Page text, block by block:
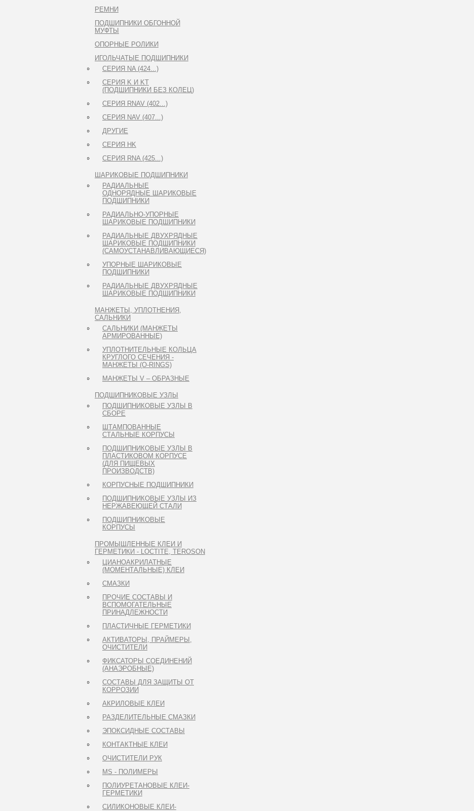
РЕМНИ
ПОДШИПНИКИ ОБГОННОЙ
МУФТЫ
ОПОРНЫЕ РОЛИКИ
ИГОЛЬЧАТЫЕ ПОДШИПНИКИ
СЕРИЯ NA (424...)
СЕРИЯ K И KT
(ПОДШИПНИКИ БЕЗ КОЛЕЦ)
СЕРИЯ RNAV (402...)
СЕРИЯ NAV (407...)
ДРУГИЕ
СЕРИЯ HK
СЕРИЯ RNA (425...)
ШАРИКОВЫЕ ПОДШИПНИКИ
РАДИАЛЬНЫЕ
ОДНОРЯДНЫЕ ШАРИКОВЫЕ
ПОДШИПНИКИ
РАДИАЛЬНО-УПОРНЫЕ
ШАРИКОВЫЕ ПОДШИПНИКИ
РАДИАЛЬНЫЕ ДВУХРЯДНЫЕ
ШАРИКОВЫЕ ПОДШИПНИКИ
(САМОУСТАНАВЛИВАЮЩИЕСЯ)
УПОРНЫЕ ШАРИКОВЫЕ
ПОДШИПНИКИ
РАДИАЛЬНЫЕ ДВУХРЯДНЫЕ
ШАРИКОВЫЕ ПОДШИПНИКИ
МАНЖЕТЫ, УПЛОТНЕНИЯ,
САЛЬНИКИ
САЛЬНИКИ (МАНЖЕТЫ
АРМИРОВАННЫЕ)
УПЛОТНИТЕЛЬНЫЕ КОЛЬЦА
КРУГЛОГО СЕЧЕНИЯ -
МАНЖЕТЫ (O-RINGS)
МАНЖЕТЫ V – ОБРАЗНЫЕ
ПОДШИПНИКОВЫЕ УЗЛЫ
ПОДШИПНИКОВЫЕ УЗЛЫ В
СБОРЕ
ШТАМПОВАННЫЕ
СТАЛЬНЫЕ КОРПУСЫ
ПОДШИПНИКОВЫЕ УЗЛЫ В
ПЛАСТИКОВОМ КОРПУСЕ
(ДЛЯ ПИЩЕВЫХ
ПРОИЗВОДСТВ)
КОРПУСНЫЕ ПОДШИПНИКИ
ПОДШИПНИКОВЫЕ УЗЛЫ ИЗ
НЕРЖАВЕЮЩЕЙ СТАЛИ
ПОДШИПНИКОВЫЕ
КОРПУСЫ
ПРОМЫШЛЕННЫЕ КЛЕИ И
ГЕРМЕТИКИ - LOCTITE, TEROSON
ЦИАНОАКРИЛАТНЫЕ
(МОМЕНТАЛЬНЫЕ) КЛЕИ
СМАЗКИ
ПРОЧИЕ СОСТАВЫ И
ВСПОМОГАТЕЛЬНЫЕ
ПРИНАДЛЕЖНОСТИ
ПЛАСТИЧНЫЕ ГЕРМЕТИКИ
АКТИВАТОРЫ, ПРАЙМЕРЫ,
ОЧИСТИТЕЛИ
ФИКСАТОРЫ СОЕДИНЕНИЙ
(АНАЭРОБНЫЕ)
СОСТАВЫ ДЛЯ ЗАЩИТЫ ОТ
КОРРОЗИИ
АКРИЛОВЫЕ КЛЕИ
РАЗДЕЛИТЕЛЬНЫЕ СМАЗКИ
ЭПОКСИДНЫЕ СОСТАВЫ
КОНТАКТНЫЕ КЛЕИ
ОЧИСТИТЕЛИ РУК
MS - ПОЛИМЕРЫ
ПОЛИУРЕТАНОВЫЕ КЛЕИ-
ГЕРМЕТИКИ
СИЛИКОНОВЫЕ КЛЕИ-